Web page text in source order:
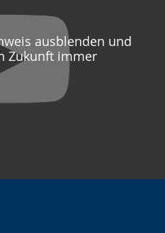
ausblenden und
Zukunft immer